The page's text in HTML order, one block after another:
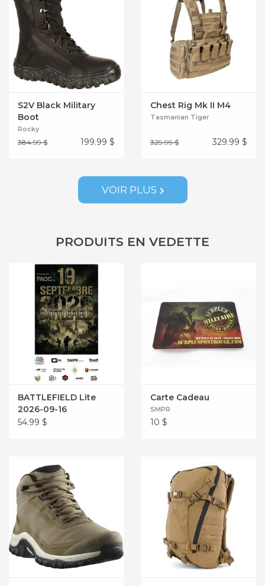
S2V Black Military
Boot
Rocky
384.99 $ 199.99 $
Chest Rig Mk II M4
Tasmanian Tiger
329.99 $ 329.99 $
VOIR PLUS
PRODUITS EN VEDETTE
BATTLEFIELD Lite
2026-09-16
54.99 $
Carte Cadeau
SMPR
10 $